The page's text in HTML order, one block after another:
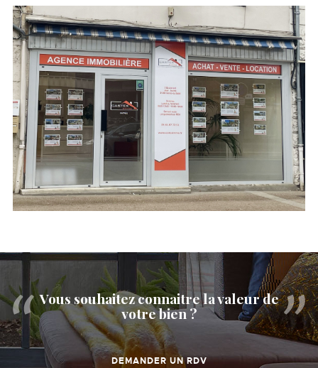
Vous souhaitez connaitre la valeur de
votre bien ?
DEMANDER UN RDV